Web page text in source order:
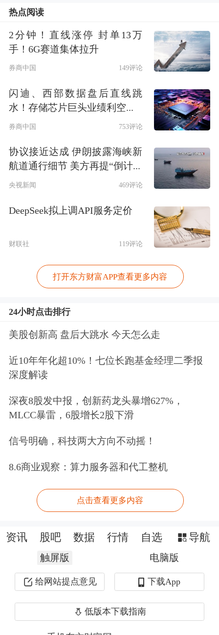
新乡市住房租赁管理办法（试行）
第一章总则
第一条
为加强住房租赁管理，规范租赁
市场行为，维护住房租赁当事人合法权
益，根据《中华人民共和国民法典》
《中华人民共和国城市房地产管理法》
《住房租赁条例》等法律、法规的规
定，结合我市实际，制定本办法。
住房租赁活动及其监督管理，适用本办
保障性租赁住房、公共租赁住房、直管
公有住房以及按日或者小时出租的短租
第三条
本市住房租赁坚持市场主导与政
府引导相结合，建立健全市级统筹、部
门联动、条块结合、居村协助、行业自
律的住房租赁管理机制，将住房租赁活
动纳入基层治理范畴。
第四条市政府统筹协调全市住房租赁管
委会）应当落实住房租赁属地管理责
理工作。各级人民政府应当将住房租赁
管理工作经费纳入同级财政预算，保障
经费投入。
市住房和城乡建设局为本市住房
租赁的主管部门，负责全市住房租赁监
热点阅读
2分钟！直线涨停 封单13万
手！6G赛道集体拉升
券商中国 149评论
闪迪、西部数据盘后直线跳
水！存储芯片巨头业绩利空...
券商中国 753评论
协议接近达成 伊朗披露海峡新
航道通行细节 美方再提“倒计...
央视新闻 469评论
DeepSeek拟上调API服务定价
财联社 119评论
打开东方财富APP查看更多内容
24小时点击排行
美股创新高 盘后大跳水 今天怎么走
近10年年化超10%！七位长跑基金经理二季报
深度解读
深夜8股发中报，创新药龙头暴增627%，
MLCC暴雷，6股增长2股下滑
信号明确，科技两大方向不动摇！
8.6商业观察：算力服务器和代工整机
点击查看更多内容
资讯 股吧 数据 行情 自选 导航
触屏版 电脑版
给网站提点意见 下载App
低版本下载指南